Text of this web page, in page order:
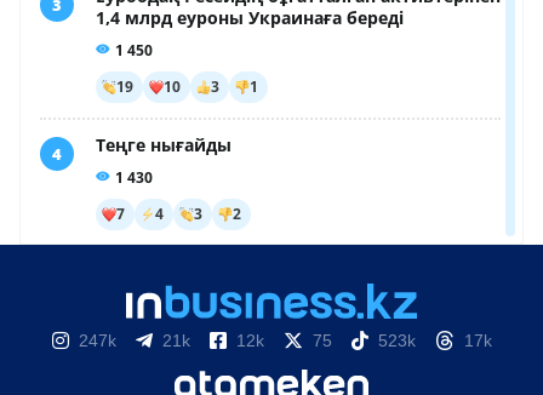
247k 21k 12k 75 523k 17k